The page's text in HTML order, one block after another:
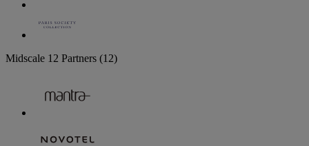
Midscale 12 Partners (12)